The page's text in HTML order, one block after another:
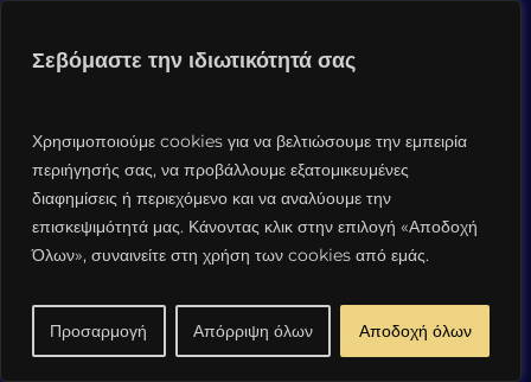
Σεβόμαστε την ιδιωτικότητά σας
Χρησιμοποιούμε cookies για να βελτιώσουμε την εμπειρία
περιήγησής σας, να προβάλλουμε εξατομικευμένες
διαφημίσεις ή περιεχόμενο και να αναλύουμε την
επισκεψιμότητά μας. Κάνοντας κλικ στην επιλογή «Αποδοχή
Όλων», συναινείτε στη χρήση των cookies από εμάς.
Προσαρμογή Απόρριψη όλων Αποδοχή όλων